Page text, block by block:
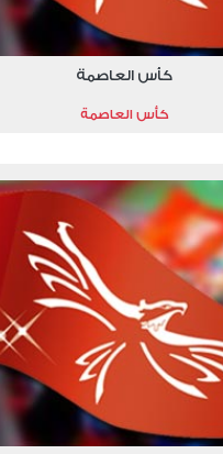
كأس العاصمة
كأس العاصمة